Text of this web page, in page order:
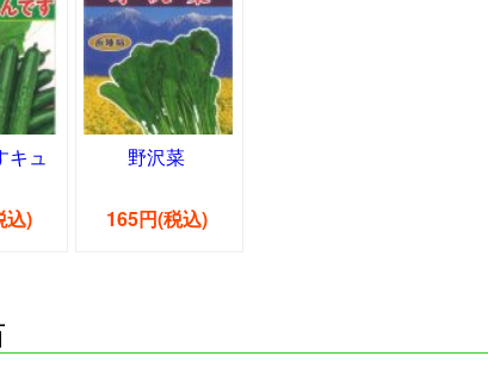
キュ
込)
野沢菜
165円(税込)